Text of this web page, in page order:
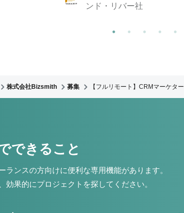
ンド・リバー社
株式会社Bizsmith 募集 【フルリモート】CRMマーケター
できること
ランスの方向けに便利な専用機能があります。
効果的にプロジェクトを探してください。